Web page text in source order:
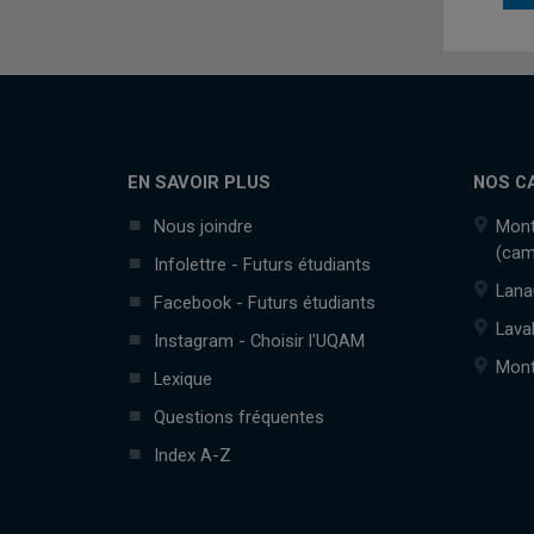
EN SAVOIR PLUS
Nous joindre
Infolettre - Futurs étudiants
Facebook - Futurs étudiants
Instagram - Choisir l'UQAM
Lexique
Questions fréquentes
Index A-Z
NOS
Laval